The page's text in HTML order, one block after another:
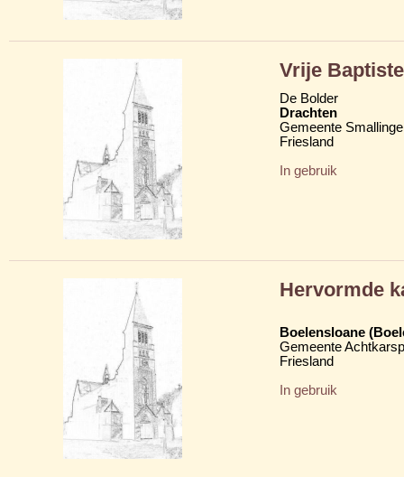
Vrije
De Bolder
Drachten
Gemeente
Friesland
In gebruik
Hervormde
Boelensloane
Gemeente
Friesland
In gebruik